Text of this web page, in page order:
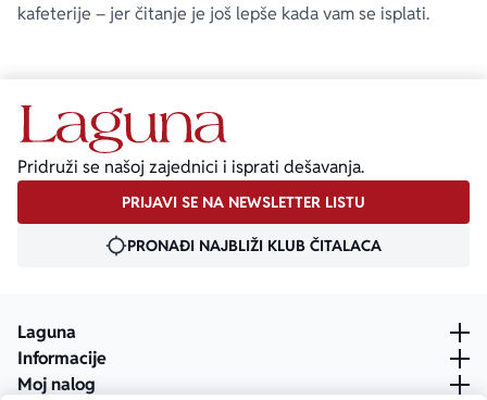
kafeterije – jer čitanje je još lepše kada vam se isplati.
Pridruži se našoj zajednici i isprati dešavanja.
PRIJAVI SE NA NEWSLETTER LISTU
PRONAĐI NAJBLIŽI KLUB ČITALACA
Laguna
Informacije
Moj nalog